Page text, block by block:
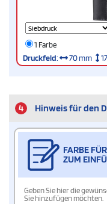
1 Farbe
Druckfeld: 70 mm
4 Hinweis für den
FARBE
ZUM
Geben Sie hier die
Sie hinzufügen möchten.